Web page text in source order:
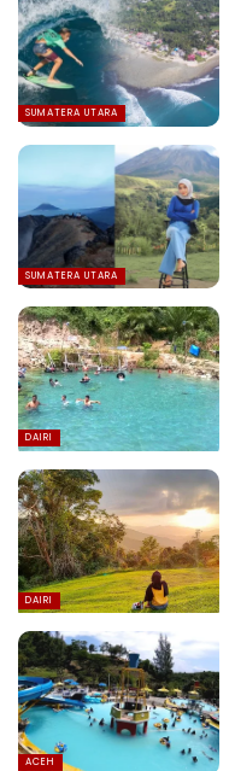
SUMATERA UTARA
SUMATERA UTARA
DAIRI
DAIRI
ACEH